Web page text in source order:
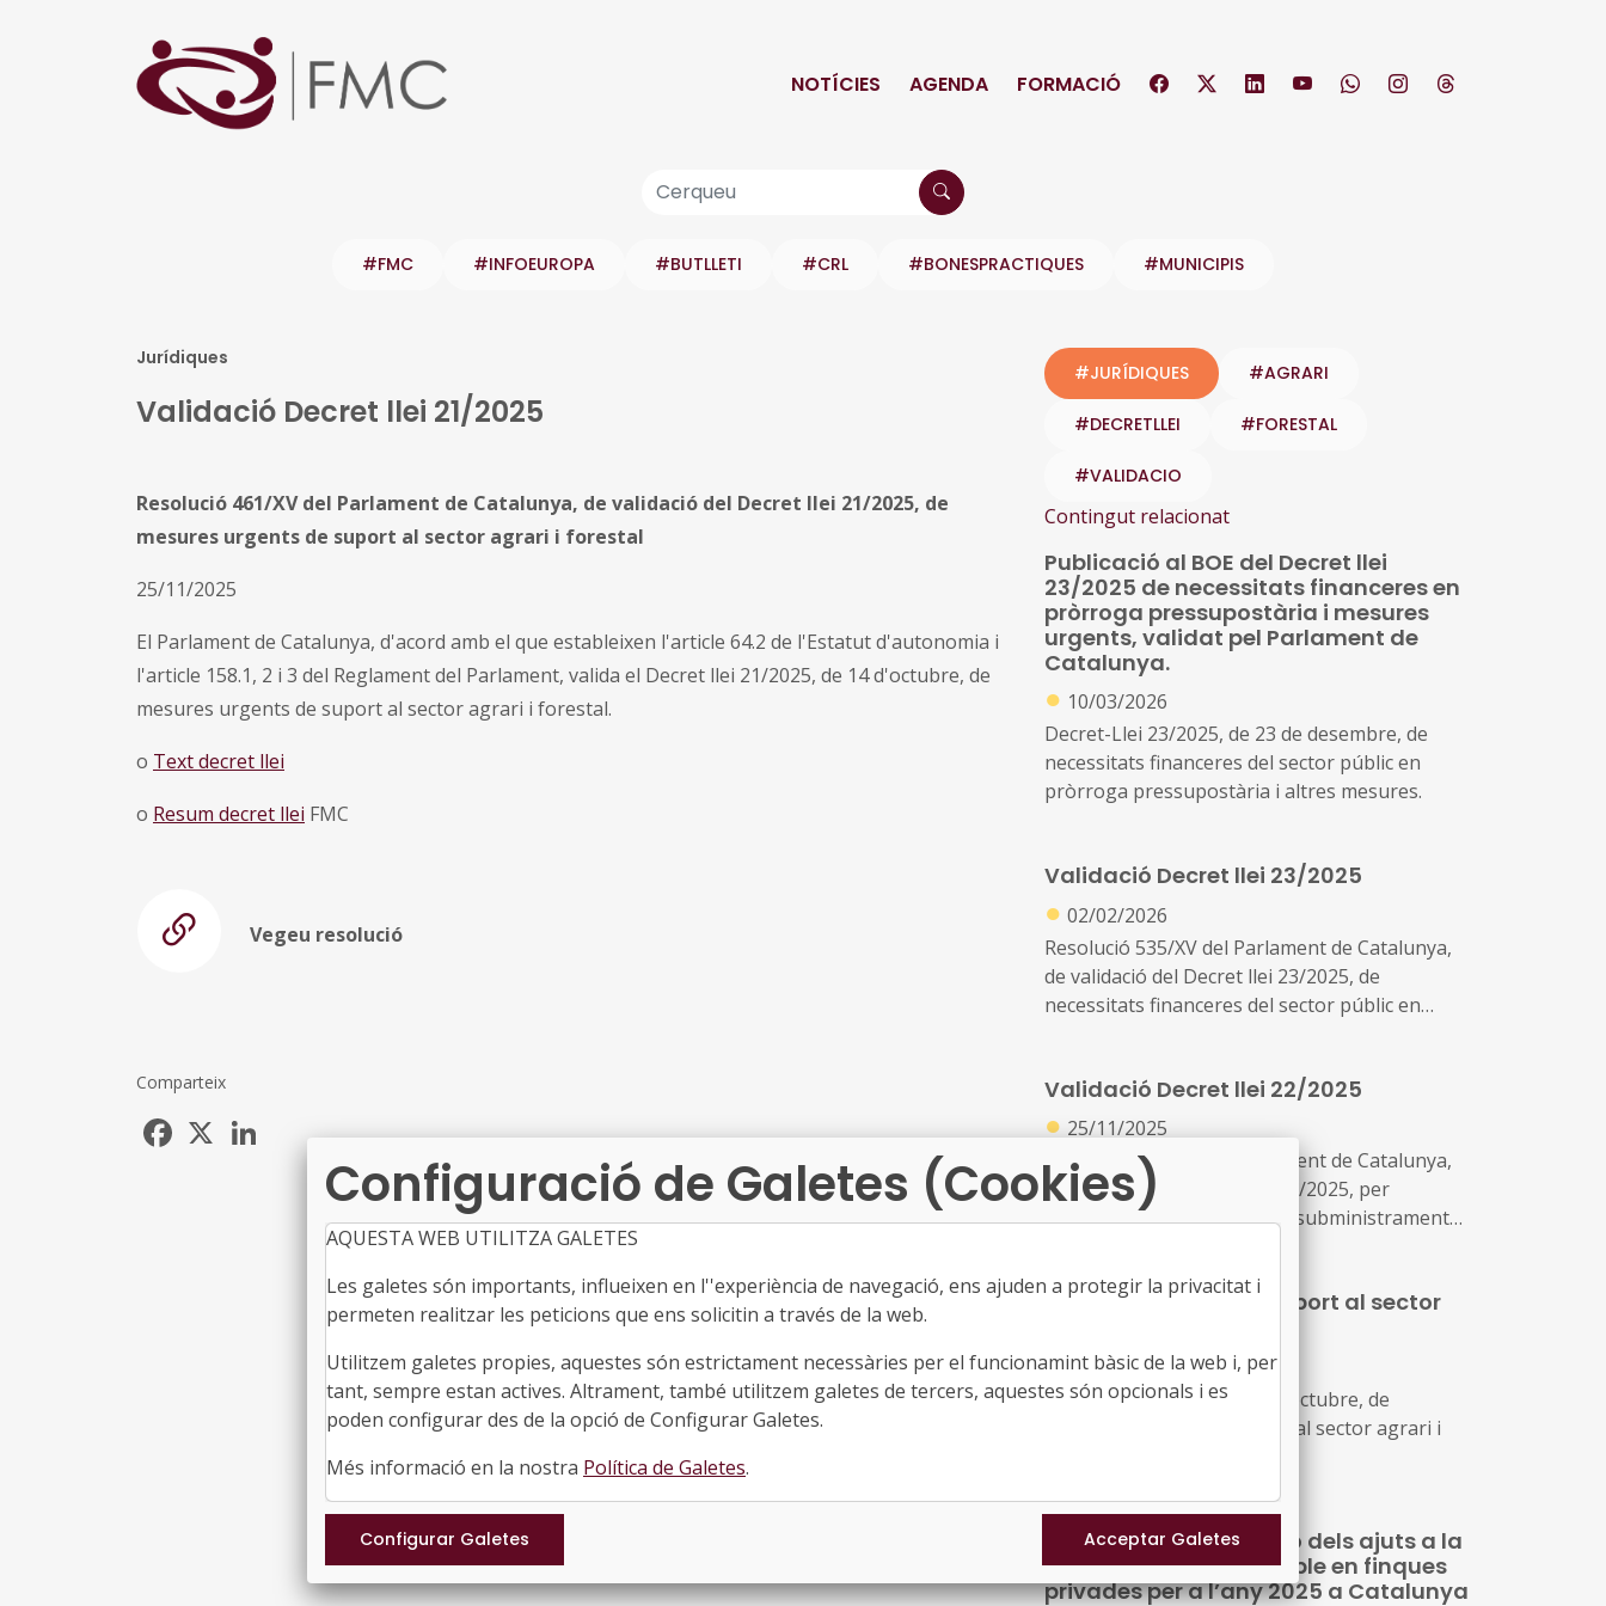
NOTÍCIES AGENDA FORMACIÓ
#FMC #INFOEUROPA #BUTLLETI #CRL #BONESPRACTIQUES #MUNICIPIS
Jurídiques
Validació Decret llei 21/2025
Resolució 461/XV del Parlament de Catalunya, de validació del Decret llei 21/2025, de
mesures urgents de suport al sector agrari i forestal
25/11/2025
El Parlament de Catalunya, d'acord amb el que estableixen l'article 64.2 de l'Estatut d'autonomia i
l'article 158.1, 2 i 3 del Reglament del Parlament, valida el Decret llei 21/2025, de 14 d'octubre, de
mesures urgents de suport al sector agrari i forestal.
o Text decret llei
o Resum decret llei FMC
Vegeu resolució
Comparteix
Facebook
#JURÍDIQUES #AGRARI
#DECRETLLEI #FORESTAL
#VALIDACIO
Contingut relacionat
Publicació al BOE del Decret llei
23/2025 de necessitats financeres en
pròrroga pressupostària i mesures
urgents, validat pel Parlament de
Catalunya.
● 10/03/2026
Decret-Llei 23/2025, de 23 de desembre, de
necessitats financeres del sector públic en
pròrroga pressupostària i altres mesures.
Validació Decret llei 23/2025
● 02/02/2026
Resolució 535/XV del Parlament de Catalunya,
de validació del Decret llei 23/2025, de
necessitats financeres del sector públic en
Validació Decret llei 22/2025
● 25/11/2025
Resolució 462/XV del Parlament de Catalunya,
de validació del Decret llei 22/2025, per
augmentar la resiliència del subministrament
Mesures urgents de suport al sector
●17/10/2025
Decret llei 21/2025, de 14 d'octubre, de
mesures urgents de suport al sector agrari i
Augment de la dotació dels ajuts a la
gestió forestal sostenible en finques
privades per a l’any 2025 a Catalunya
Configuració de Galetes (Cookies)
AQUESTA WEB UTILITZA GALETES
Les galetes són importants, influeixen en l''experiència de navegació, ens ajuden a protegir la privacitat i
permeten realitzar les peticions que ens solicitin a través de la web.
Utilitzem galetes propies, aquestes són estrictament necessàries per el funcionamint bàsic de la web i, per
tant, sempre estan actives. Altrament, també utilitzem galetes de tercers, aquestes són opcionals i es
poden configurar des de la opció de Configurar Galetes.
Més informació en la nostra Política de Galetes.